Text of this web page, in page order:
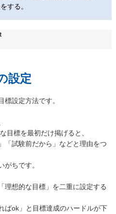
する。
設定
設定方法です。
目標を最初だけ掲げると、
「試験前だから」などと理由をつ
がちです。
理想的な目標」を二重に設定する
ばok」と目標達成のハードルが下